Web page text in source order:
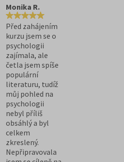
Monika R.
Před zahájením
kurzu jsem se o
psychologii
zajímala, ale
četla jsem spíše
populární
literaturu, tudíž
můj pohled na
psychologii
nebyl příliš
obsáhlý a byl
celkem
zkreslený.
Nepřipravovala